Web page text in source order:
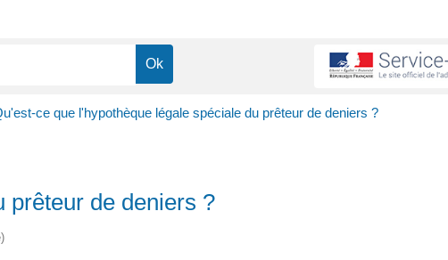
ce que l'hypothèque légale spéciale du prêteur de deniers ?
prêteur de deniers ?